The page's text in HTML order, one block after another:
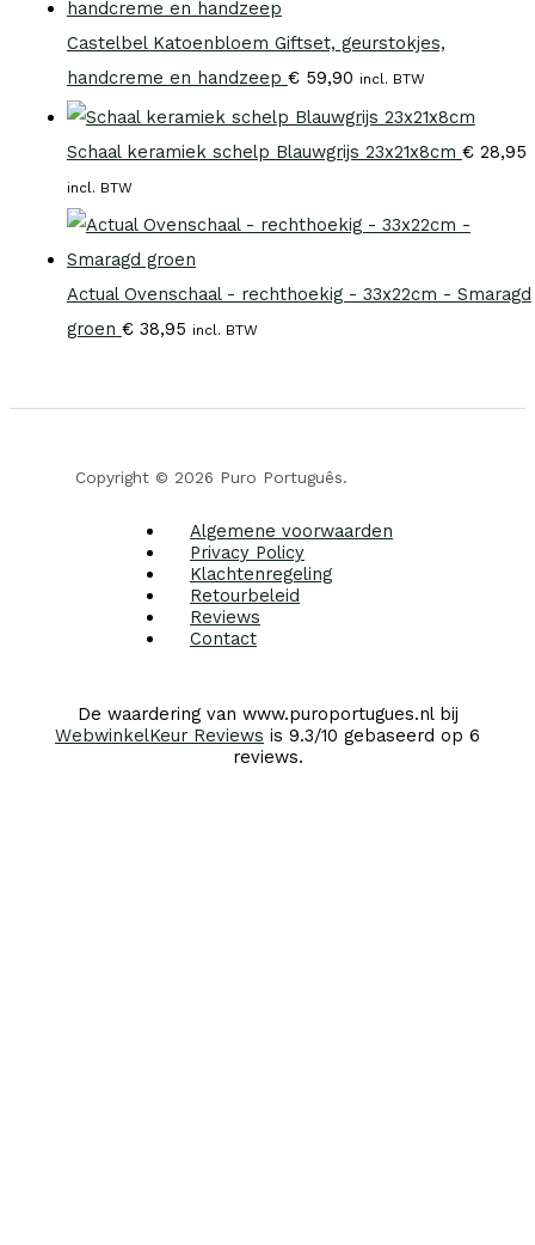
Castelbel Katoenbloem Giftset, geurstokjes,
handcreme en handzeep €59,90 incl. BTW
Schaal keramiek schelp Blauwgrijs 23x21x8cm €28,95
incl. BTW
Actual Ovenschaal - rechthoekig - 33x22cm - Smaragd
groen €38,95 incl. BTW
Copyright © 2026 Puro Português.
Algemene voorwaarden
Privacy Policy
Klachtenregeling
Retourbeleid
Reviews
Contact
De waardering van www.puroportugues.nl bij
WebwinkelKeur Reviews is 9.3/10 gebaseerd op 6
reviews.